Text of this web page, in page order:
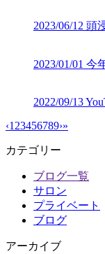
2023/06/12 頭
2023/01/01 今
2022/09/13
‹1 23456789›»
カテゴリー
ブログ一覧
サロン
プライベート
ブログ
アーカイブ